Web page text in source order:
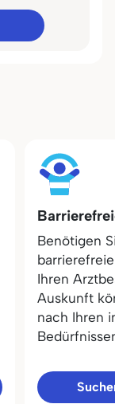
Benötigen
Ihren
Auskunft
nach Ihren